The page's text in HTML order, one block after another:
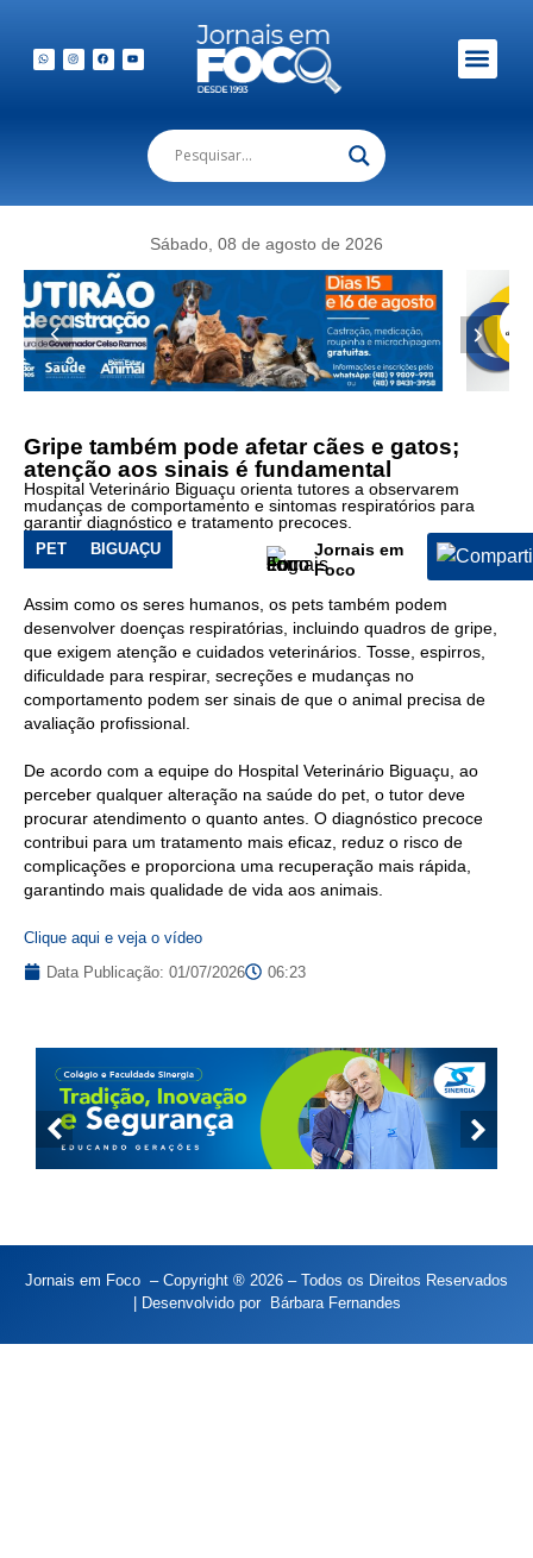
Sábado, 08 de agosto de 2026
Gripe também pode afetar cães e gatos;
atenção aos sinais é fundamental
Hospital Veterinário Biguaçu orienta tutores a observarem
mudanças de comportamento e sintomas respiratórios para
garantir diagnóstico e tratamento precoces.
PET BIGUAÇU
Jornais em
Foco
e
gatos
também
podem
apresentar
sintomas
gripe
e
outras
doenças
respiratórias
Assim como os seres humanos, os pets também podem
desenvolver doenças respiratórias, incluindo quadros de gripe,
que exigem atenção e cuidados veterinários. Tosse, espirros,
dificuldade para respirar, secreções e mudanças no
comportamento podem ser sinais de que o animal precisa de
avaliação profissional.
De acordo com a equipe do Hospital Veterinário Biguaçu, ao
perceber qualquer alteração na saúde do pet, o tutor deve
procurar atendimento o quanto antes. O diagnóstico precoce
contribui para um tratamento mais eficaz, reduz o risco de
complicações e proporciona uma recuperação mais rápida,
garantindo mais qualidade de vida aos animais.
Clique aqui e veja o vídeo
Data Publicação: 01/07/2026 06:23
Jornais em Foco – Copyright ® 2026 – Todos os Direitos Reservados
| Desenvolvido por
Bárbara Fernandes